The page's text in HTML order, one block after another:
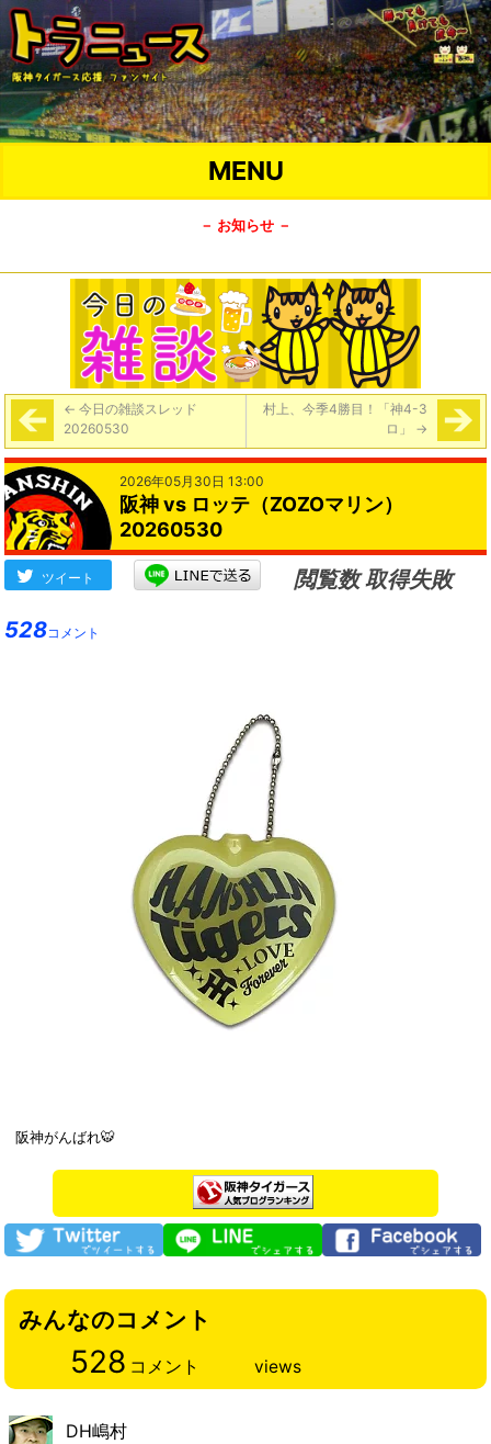
MENU
－ お知らせ －
← 今日の雑談スレッド
20260530
村上、今季4勝目！「神4-3
ロ」 →
2026年05月30日 13:00
阪神 vs ロッテ（ZOZOマリン）
20260530
ツイート
閲覧数 取得失敗
528コメント
阪神がんばれ🐯
みんなのコメント
528 コメント views
DH嶋村